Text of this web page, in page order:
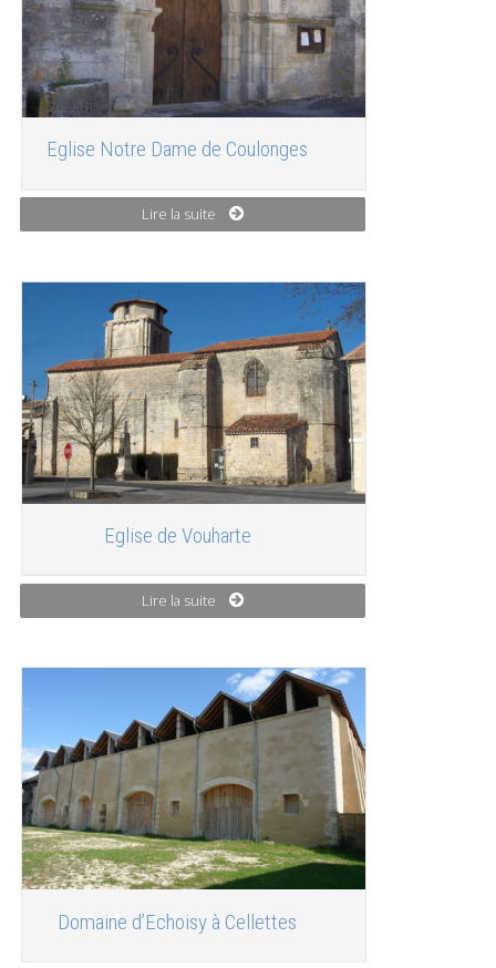
Eglise Notre Dame de Coulonges
Lire la suite
Eglise de Vouharte
Lire la suite
Domaine d’Echoisy à Cellettes